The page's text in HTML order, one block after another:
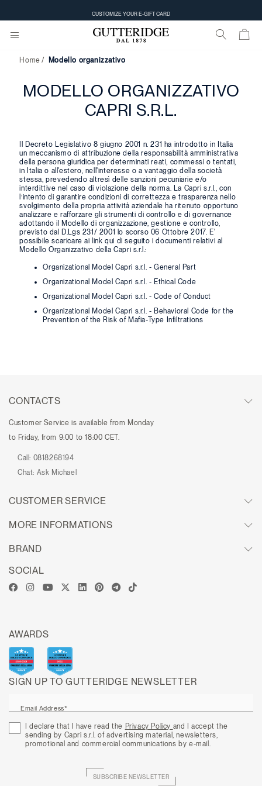
CUSTOMIZE YOUR E-GIFT CARD
Home Modello organizzativo
MODELLO ORGANIZZATIVO
CAPRI S.R.L.
Il Decreto Legislativo 8 giugno 2001 n. 231 ha introdotto in Italia
un meccanismo di attribuzione della responsabilità amministrativa
della persona giuridica per determinati reati, commessi o tentati,
in Italia o all'estero, nell'interesse o a vantaggio della società
stessa, prevedendo altresì delle sanzioni pecuniarie e/o
interdittive nel caso di violazione della norma. La Capri s.r.l., con
l’intento di garantire condizioni di correttezza e trasparenza nello
svolgimento della propria attività aziendale ha ritenuto opportuno
analizzare e rafforzare gli strumenti di controllo e di governance
adottando il Modello di organizzazione, gestione e controllo,
previsto dal D.Lgs 231/ 2001 lo scorso 06 Ottobre 2017. E'
possibile scaricare ai link qui di seguito i documenti relativi al
Modello Organizzativo della Capri s.r.l.:
Organizational Model Capri s.r.l. - General Part
Organizational Model Capri s.r.l. - Ethical Code
Organizational Model Capri s.r.l. - Code of Conduct
Organizational Model Capri s.r.l. - Behavioral Code for the
Prevention of the Risk of Mafia-Type Infiltrations
CONTACTS
Customer Service is available from Monday
to Friday, from 9:00 to 18:00 CET.
Call: 0818268194
Chat: Ask Michael
CUSTOMER SERVICE
MORE INFORMATIONS
BRAND
SIGN UP TO GUTTERIDGE NEWSLETTER
Email Address*
I declare that I have read the Privacy Policy and I accept the
sending by Capri s.r.l. of advertising material, newsletters,
promotional and commercial communications by e-mail.
SUBSCRIBE NEWSLETTER
SOCIAL
AWARDS